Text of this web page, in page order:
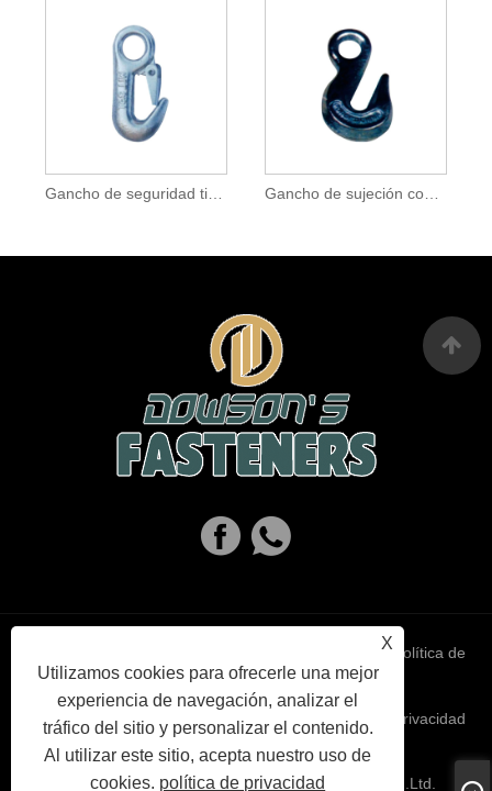
Gancho de seguridad tipo europeo
X
Utilizamos cookies para ofrecerle una mejor
experiencia de navegación, analizar el
tráfico del sitio y personalizar el contenido.
Al utilizar este sitio, acepta nuestro uso de
cookies. política de privacidad
política de
privacidad
Copyright © 2023 Haiyan Dowson's Fasteners Co,.Ltd.